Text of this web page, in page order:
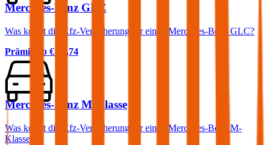
Mercedes-Benz GLC
Was kostet die Kfz-Versicherung für einen Mercedes-Benz GLC?
Prämie ab € 94,74
Mercedes-Benz M-Klasse
Was kostet die Kfz-Versicherung für einen Mercedes-Benz M-
Klasse?